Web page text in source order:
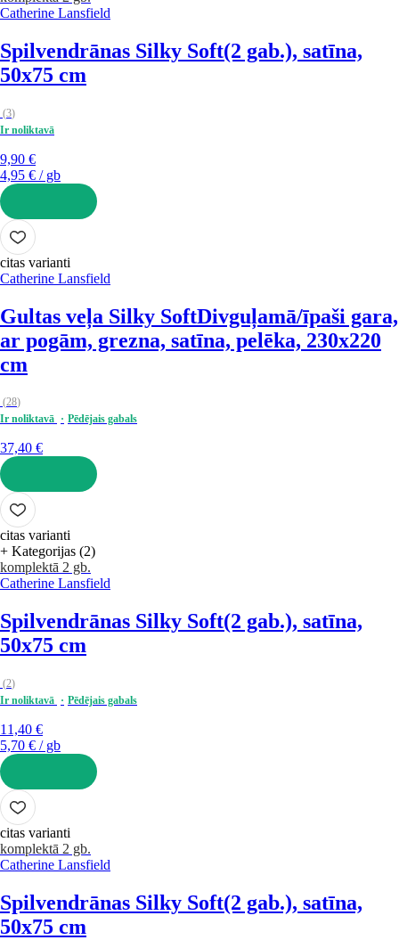
Catherine Lansfield
Spilvendrānas Silky Soft(2 gab.), satīna,
50x75 cm
(3)
Ir noliktavā
9,90 €
4,95 € / gb
LIKT GROZĀ
citas varianti
Catherine Lansfield
Gultas veļa Silky SoftDivguļamā/īpaši gara,
ar pogām, grezna, satīna, pelēka, 230x220
cm
(28)
Ir noliktavā
Pēdējais gabals
37,40 €
LIKT GROZĀ
citas varianti
+ Kategorijas (2)
komplektā 2 gb.
Catherine Lansfield
Spilvendrānas Silky Soft(2 gab.), satīna,
50x75 cm
(2)
Ir noliktavā
Pēdējais gabals
11,40 €
5,70 € / gb
LIKT GROZĀ
citas varianti
komplektā 2 gb.
Catherine Lansfield
Spilvendrānas Silky Soft(2 gab.), satīna,
50x75 cm